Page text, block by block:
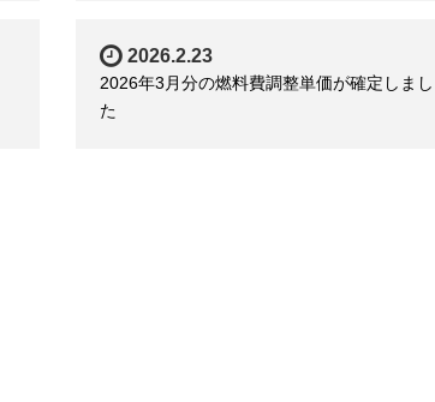
2026.2.23
2026年3月分の燃料費調整単価が確定しまし
た